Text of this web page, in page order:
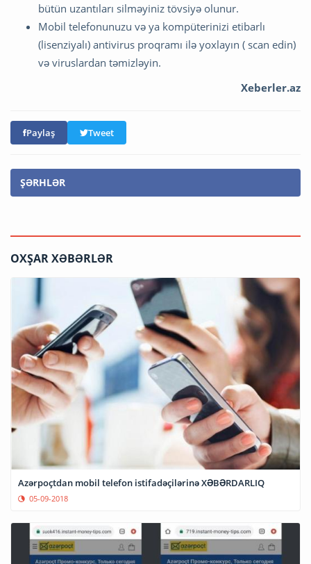
bütün uzantıları silməyiniz tövsiyə olunur.
Mobil telefonunuzu və ya kompüterinizi etibarlı
(lisenziyalı) antivirus proqramı ilə yoxlayın ( scan edin)
və viruslardan təmizləyin.
Xeberler.az
Paylaş Tweet
ŞƏRHLƏR
OXŞAR XƏBƏRLƏR
Azərpoçtdan mobil telefon istifadəçilərinə XƏBƏRDARLIQ
05-09-2018